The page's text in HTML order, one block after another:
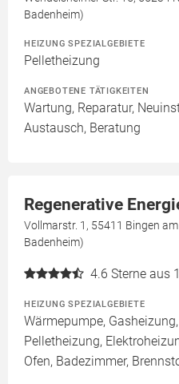
Badenheim)
HEIZUNG SPEZIALGEBIETE
Pelletheizung
ANGEBOTENE TÄTIGKEITEN
Wartung, Reparatur,
Austausch, Beratung
Regenerative
Vollmarstr. 1, 55411 Bingen
Badenheim)
4.6 Sterne aus
HEIZUNG SPEZIALGEBIETE
Wärmepumpe,
Pelletheizung,
Ofen, Badezimmer,